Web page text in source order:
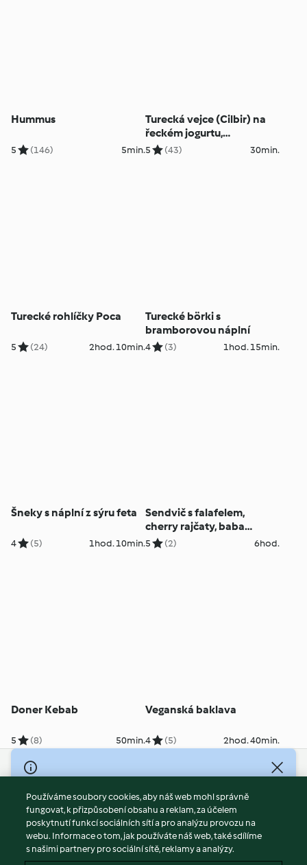
Hummus
5 (146) 5min.
Turecká vejce (Cilbir) na
řeckém jogurtu,
servírovaná s opečeným
5 (43) 30min.
Turecké rohlíčky Poca
5 (24) 2hod. 10min.
Turecké börki s
bramborovou náplní
4 (3) 1hod. 15min.
Šneky s náplní z sýru feta
4 (5) 1hod. 10min.
Sendvič s falafelem,
cherry rajčaty, baba
ganoush a bramborami
5 (2) 6hod.
Doner Kebab
5 (8) 50min.
Veganská baklava
4 (5) 2hod. 40min.
© Copyright 2026
Podmínky užívání
Zásady ochrany osobních údajů
Vyloučení odpovědnosti
Tiráž
Používáme soubory cookies, aby náš web mohl správně
fungovat, k přizpůsobení obsahu a reklam, za účelem
poskytnutí funkcí sociálních sítí a pro analýzu provozu na
webu. Informace o tom, jak používáte náš web, také sdílíme
s našimi partnery pro sociální sítě, reklamy a analýzy.